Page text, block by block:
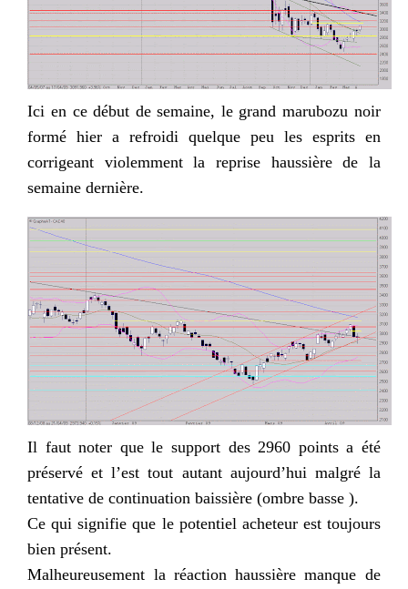
Ici en ce début de semaine, le grandmarubozu noir
formé hier a refroidi quelque peu les esprits en
corrigeant violemment la reprise haussière de la
semaine dernière.
Il faut noter que le support des 2960 points a été
préservé et l’est tout autant aujourd’hui malgré la
tentative de continuation baissière (ombre basse ).
Ce qui signifie que le potentiel acheteur est toujours
bien présent.
Malheureusement la réaction haussière manque de